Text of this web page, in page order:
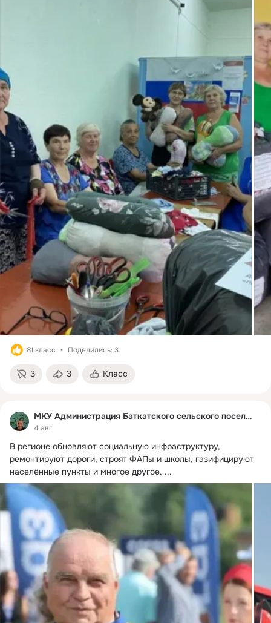
81 класс Поделились: 3
3 3 Класс
МКУ Администрация Баткатского сельского поселения
4 авг
В регионе обновляют социальную инфраструктуру,
ремонтируют дороги, строят ФАПы и школы, газифицируют
населённые пункты и многое другое. ...